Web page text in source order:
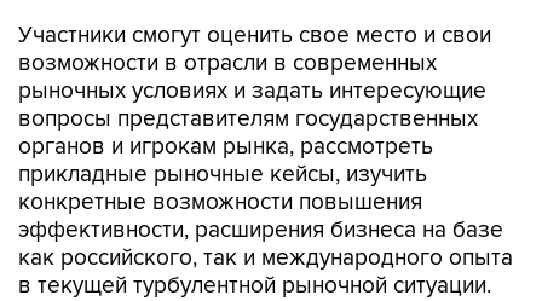
Участники смогут оценить свое место и свои
возможности в отрасли в современных
рыночных условиях и задать интересующие
вопросы представителям государственных
органов и игрокам рынка, рассмотреть
прикладные рыночные кейсы, изучить
конкретные возможности повышения
эффективности, расширения бизнеса на базе
как российского, так и международного опыта
в текущей турбулентной рыночной ситуации.